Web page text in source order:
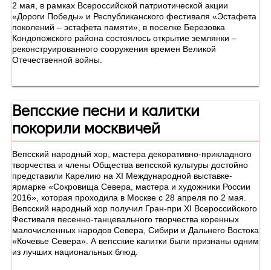
2 мая, в рамках Всероссийской патриотической акции
«Дороги Победы» и Республиканского фестиваля «Эстафета
поколений – эстафета памяти», в поселке Березовка
Кондопожского района состоялось открытие землянки –
реконструированного сооружения времен Великой
Отечественной войны.
Вепсские песни и калитки
покорили москвичей
Вепсский народный хор, мастера декоративно-прикладного
творчества и члены Общества вепсской культуры достойно
представили Карелию на XI Международной выставке-
ярмарке «Сокровища Севера, мастера и художники России
2016», которая проходила в Москве с 28 апреля по 2 мая.
Вепсский народный хор получил Гран-при XI Всероссийского
Фестиваля песенно-танцевального творчества коренных
малочисленных народов Севера, Сибири и Дальнего Востока
«Кочевье Севера». А вепсские калитки были признаны одним
из лучших национальных блюд.